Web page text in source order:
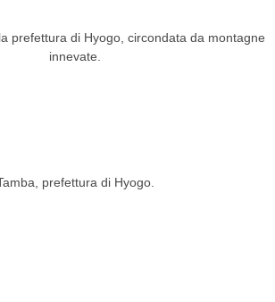
prefettura di Hyogo, circondata da montagne
innevate.
prefettura di Hyogo.